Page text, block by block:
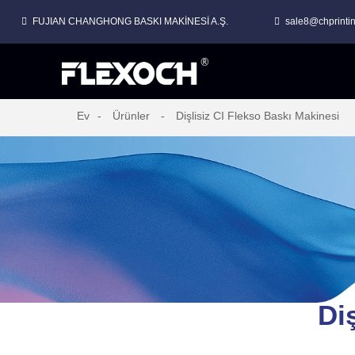
FUJIAN CHANGHONG BASKI MAKİNESİ A.Ş.
Ev Ürünler Dişlisiz CI Flekso Baskı Makinesi